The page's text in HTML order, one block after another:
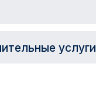
услуги